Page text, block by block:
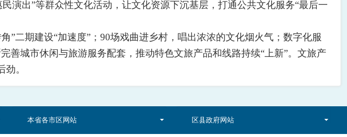
演出”等群众性文化活动，让文化资源下沉基层，打通公共文化服务“最后一
”二期建设“加速度”；90场戏曲进乡村，唱出浓浓的文化烟火气；数字化服
城市休闲与旅游服务配套，推动特色文旅产品和线路持续“上新”。文旅产
。
本省各市区网站 区县政府网站